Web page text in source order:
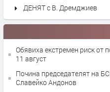
ДЕНЯТ с В. Дремджиев
Обявиха екстремен риск от
11 август
Почина председателят на
Славейко Андонов